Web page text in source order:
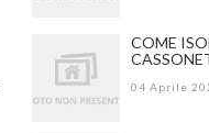
COME
04 Aprile